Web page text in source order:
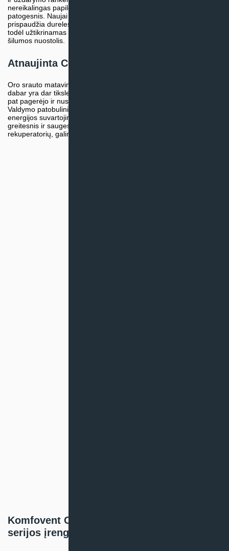
nereikalingas papildomas įrankis, todėl filtrų keitimas tapo dar
patogesnis. Naujai sukurtos uždarymo spynos sandariau
prispaudžia dureles. Ortakių prijungimo atšakos – plastikinės,
todėl užtikrinamas dar geresnis sandarumas ir sumažinamas
šilumos nuostolis.
Atnaujinta C6M automatika
Oro srauto matavimas dėl atnaujintos C6M valdymo sistemos
dabar yra dar tikslesnis. Palaikymas vykdomas realiu laiku, taip
pat pagerėjo ir nustatytos oro temperatūros palaikymo tikslumas.
Valdymo patobulinimai leido dar labiau sumažinti įrenginio
energijos suvartojimą. Prisijungimas prie interneto tinklo tapo dar
greitesnis ir saugesnis. Perkant Komfovent Domekt R 600 V
rekuperatorių, galima rinktis iš 2 pultelių variantų:
Komfovent Control programėlė Domekt
serijos įrenginiams